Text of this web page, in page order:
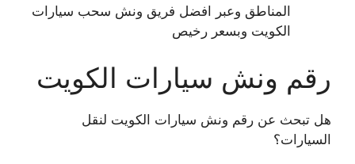
المناطق وعبر افضل فريق ونش سحب سيارات
الكويت وبسعر رخيص
رقم ونش سيارات الكويت
هل تبحث عن رقم ونش سيارات الكويت لنقل
السيارات؟